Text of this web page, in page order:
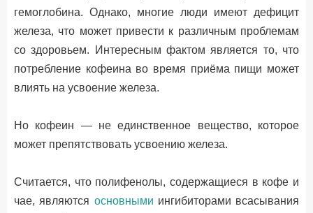
гемоглобина. Однако, многие люди имеют дефицит
железа, что может привести к различным проблемам
со здоровьем. Интересным фактом является то, что
потребление кофеина во время приёма пищи может
влиять на усвоение железа.
Но кофеин — не единственное вещество, которое
может препятствовать усвоению железа.
Считается, что полифенолы, содержащиеся в кофе и
чае, являются основными ингибиторами всасывания